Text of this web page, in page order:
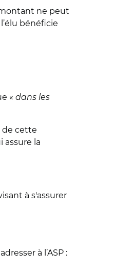
montant ne peut
bénéficie
« dans les
de cette
assure la
à s'assurer
à l’ASP :